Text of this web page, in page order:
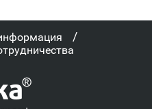
/